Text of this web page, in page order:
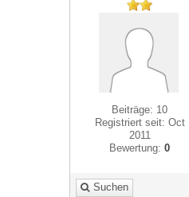
Beiträge: 10
Registriert seit: Oct
2011
Bewertung:0
Suchen